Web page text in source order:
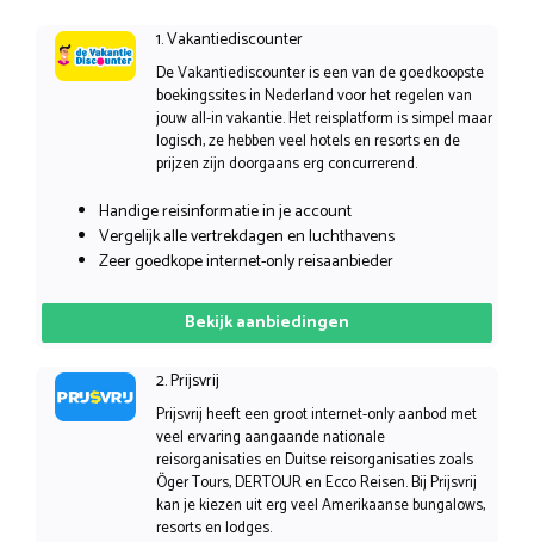
1. Vakantiediscounter
De Vakantiediscounter is een van de goedkoopste
boekingssites in Nederland voor het regelen van
jouw all-in vakantie. Het reisplatform is simpel maar
logisch, ze hebben veel hotels en resorts en de
prijzen zijn doorgaans erg concurrerend.
Handige reisinformatie in je account
Vergelijk alle vertrekdagen en luchthavens
Zeer goedkope internet-only reisaanbieder
Bekijk aanbiedingen
2. Prijsvrij
Prijsvrij heeft een groot internet-only aanbod met
veel ervaring aangaande nationale
reisorganisaties en Duitse reisorganisaties zoals
Öger Tours, DERTOUR en Ecco Reisen. Bij Prijsvrij
kan je kiezen uit erg veel Amerikaanse bungalows,
resorts en lodges.